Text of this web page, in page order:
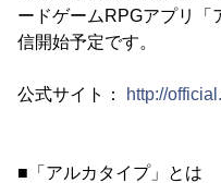
ードゲームRPGアプリ「
信開始予定です。
公式サイト： http://
■「アルカタイプ」とは